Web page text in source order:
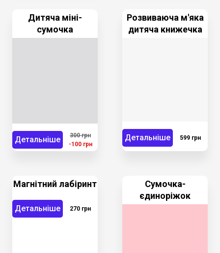
Дитяча міні-
сумочка
Детальніше
300 грн
-100 грн
Розвиваюча м'яка
дитяча книжечка
Детальніше 599 грн
Магнітний лабіринт
Детальніше 270 грн
Сумочка-
єдиноріжок